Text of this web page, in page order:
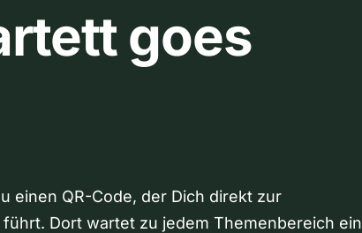
goes
einen QR-Code, der Dich direkt zur
Dort wartet zu jedem Themenbereich ein